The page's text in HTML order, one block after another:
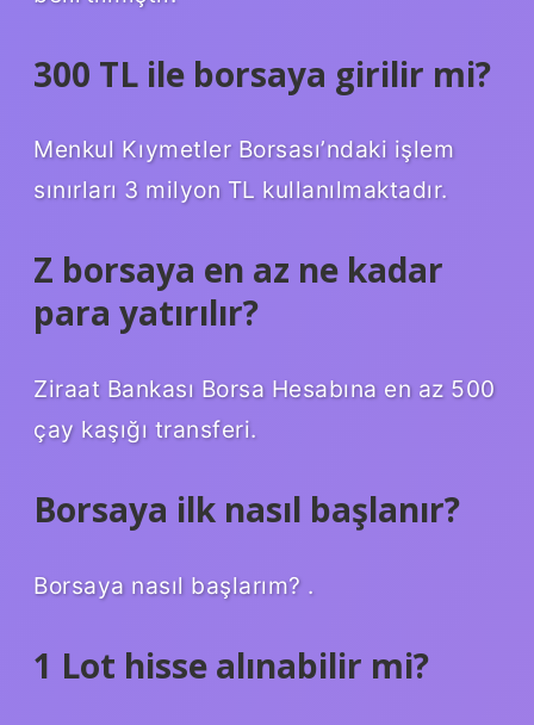
300 TL ile borsaya girilir mi?
Menkul Kıymetler Borsası’ndaki işlem
sınırları 3 milyon TL kullanılmaktadır.
Z borsaya en az ne kadar
para yatırılır?
Ziraat Bankası Borsa Hesabına en az 500
çay kaşığı transferi.
Borsaya ilk nasıl başlanır?
Borsaya nasıl başlarım? .
1 Lot hisse alınabilir mi?